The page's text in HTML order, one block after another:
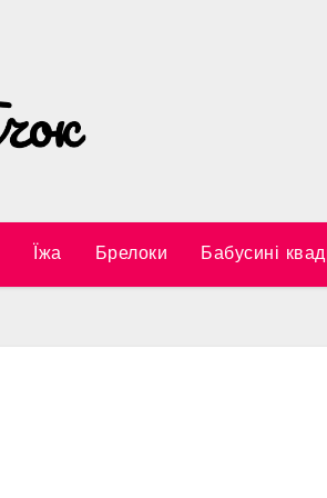
Їжа Брелоки Бабусині